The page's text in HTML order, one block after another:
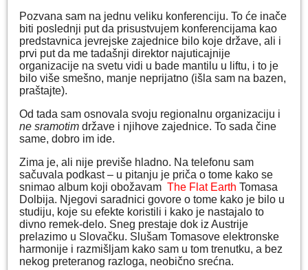
Pozvana sam na jednu veliku konferenciju. To će inače
biti poslednji put da prisustvujem konferencijama kao
predstavnica jevrejske zajednice bilo koje države, ali i
prvi put da me tadašnji direktor najuticajnije
organizacije na svetu vidi u bade mantilu u liftu, i to je
bilo više smešno, manje neprijatno (išla sam na bazen,
praštajte).
Od tada sam osnovala svoju regionalnu organizaciju i
ne sramotim države i njihove zajednice. To sada čine
same, dobro im ide.
Zima je, ali nije previše hladno. Na telefonu sam
sačuvala podkast – u pitanju je priča o tome kako se
snimao album koji obožavam The Flat Earth Tomasa
Dolbija. Njegovi saradnici govore o tome kako je bilo u
studiju, koje su efekte koristili i kako je nastajalo to
divno remek-delo. Sneg prestaje dok iz Austrije
prelazimo u Slovačku. Slušam Tomasove elektronske
harmonije i razmišljam kako sam u tom trenutku, a bez
nekog preteranog razloga, neobično srećna.